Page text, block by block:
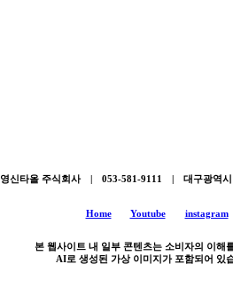
영신타올 주식회사 | 053-581-9111 | 대구광역시
Home Youtube instagram
본 웹사이트 내 일부 콘텐츠는 소비자의 이해
AI로 생성된 가상 이미지가 포함되어 있